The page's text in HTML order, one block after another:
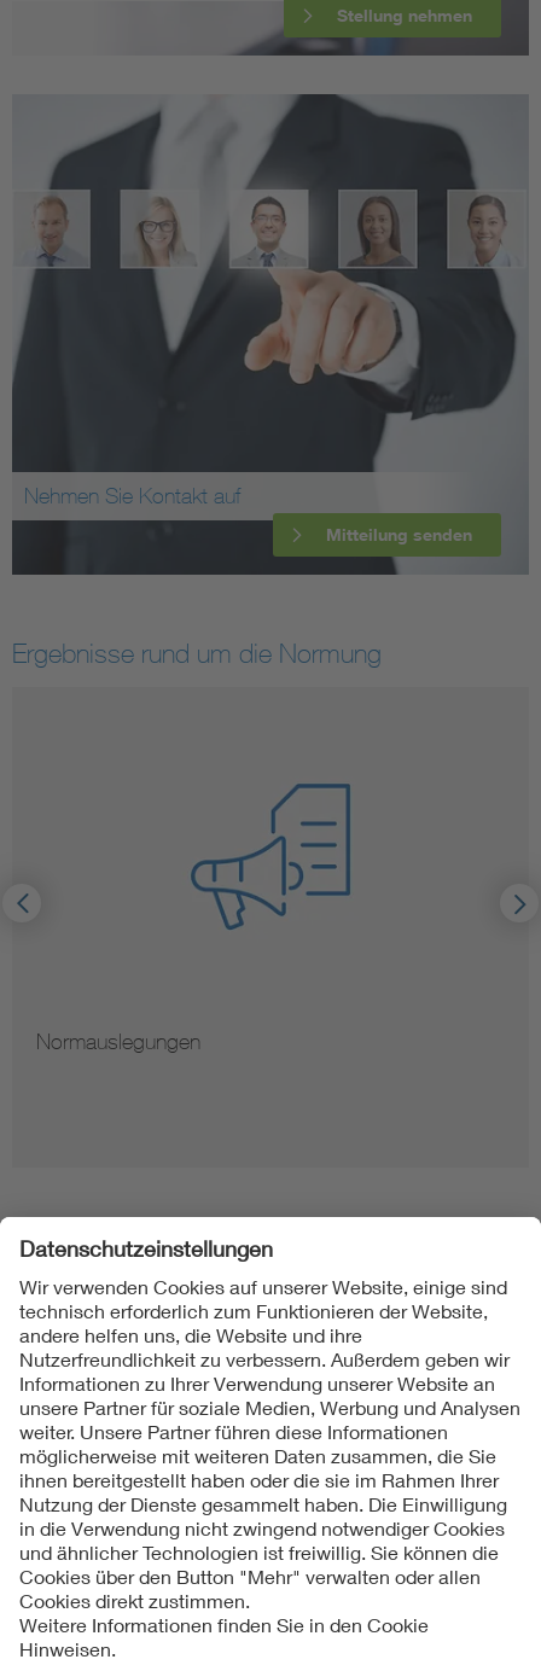
Stellung nehmen
Nehmen Sie Kontakt auf
Mitteilung senden
Ergebnisse rund um die Normung
Normauslegungen
Folgen Sie uns
Kontakt
Impressum
Datenschutzinformationen
Cookie Hinweise